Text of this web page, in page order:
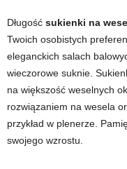
Długość sukienki na
Twoich osobistych
eleganckich salach
wieczorowe suknie.
na większość weselnych
rozwiązaniem na wesela
przykład w plenerze.
swojego wzrostu.